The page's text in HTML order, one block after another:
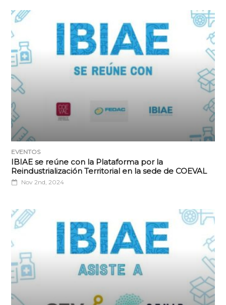
EVENTOS
IBIAE se reúne con la Plataforma por la
Reindustrialización Territorial en la sede de COEVAL
Nov 2nd, 2024